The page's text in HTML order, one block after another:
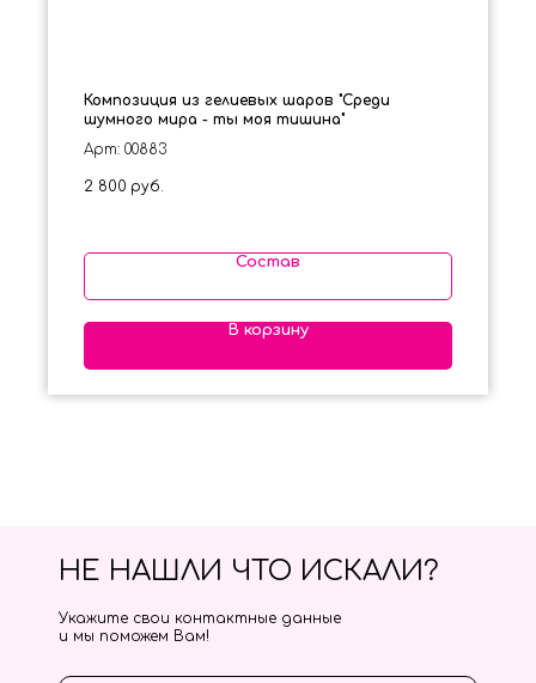
Композиция из гелиевых шаров "Среди
шумного мира - ты моя тишина"
Арт: 00883
2 800 руб.
Состав
В корзину
НЕ НАШЛИ ЧТО ИСКАЛИ?
Укажите свои контактные данные
и мы поможем Вам!